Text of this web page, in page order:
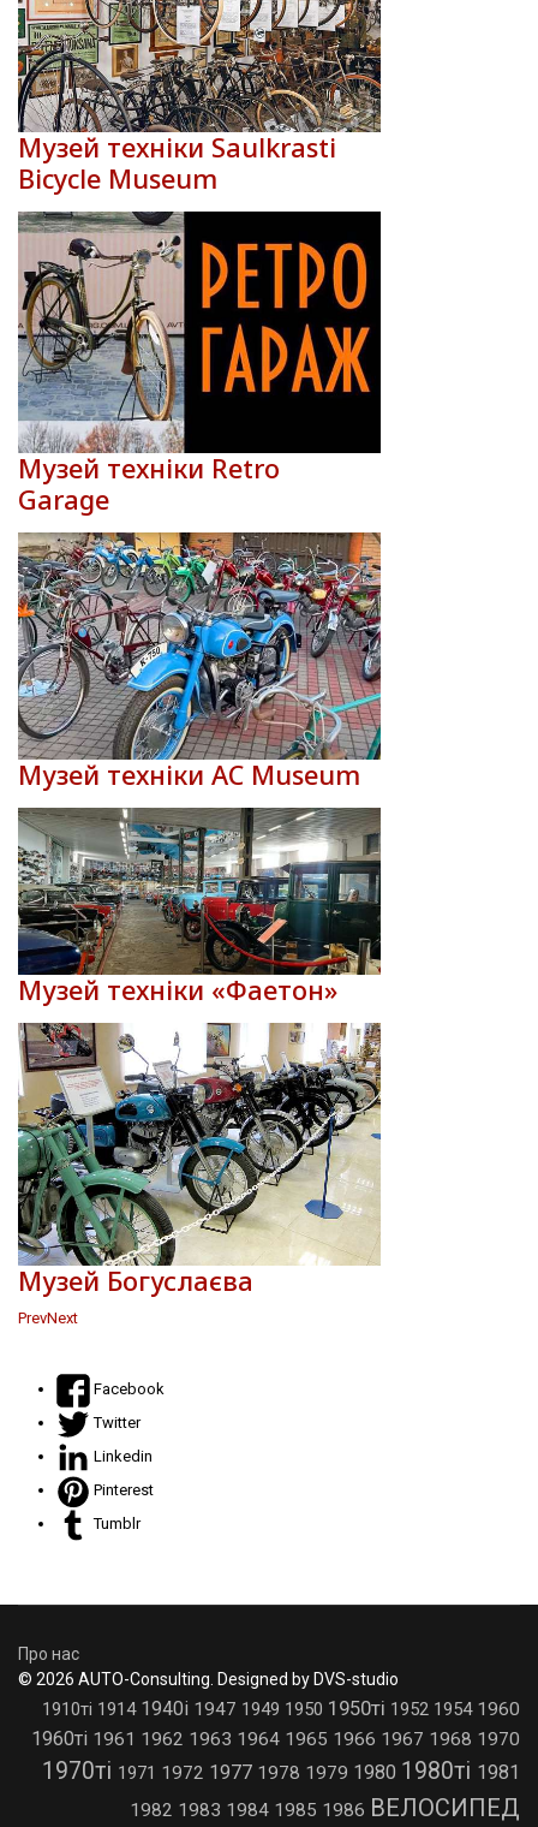
Музей техніки Saulkrasti
Bicycle Museum
Музей техніки Retro
Garage
Музей техніки AC Museum
Музей техніки «Фаетон»
Музей Богуслаєва
PrevNext
Facebook
Twitter
Linkedin
Pinterest
Tumblr
Про нас
© 2026 AUTO-Consulting. Designed by DVS-studio
1910ті 1914 1940і 1947 1949 1950 1950ті 1952 1954 1960
1960ті 1961 1962 1963 1964 1965 1966 1967 1968 1970
1970ті 1971 1972 1977 1978 1979 1980 1980ті 1981
1982 1983 1984 1985 1986 ВЕЛОСИПЕД